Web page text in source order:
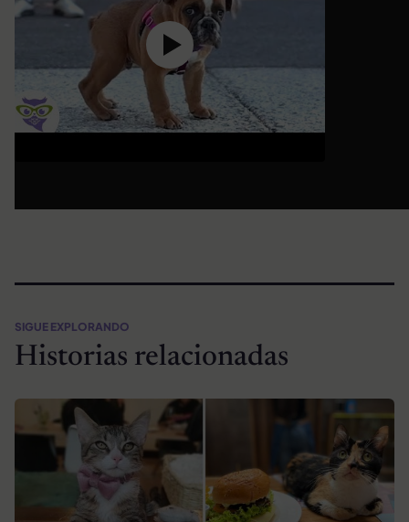
SIGUE EXPLORANDO
Historias relacionadas